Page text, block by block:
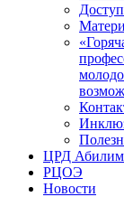
ЦРД
РЦОЭ
Новости